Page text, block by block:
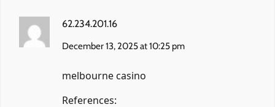
62.234.201.16
December 13, 2025 at 10:25 pm
melbourne casino
References: